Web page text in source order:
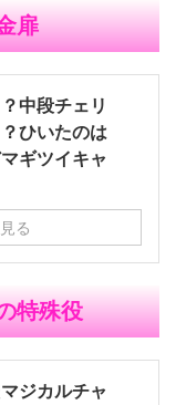
扉
中段チェリ
ひいたのは
ギツイキャ
る
特殊役
ジカルチャ